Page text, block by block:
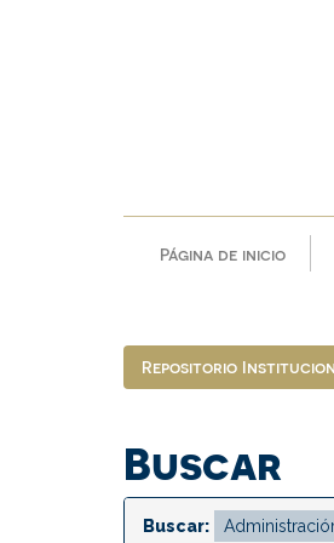
Página de inicio
Repositorio
Buscar
Buscar: